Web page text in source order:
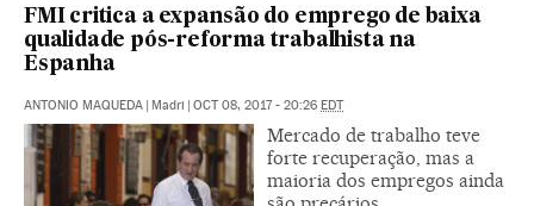
FMI critica a expansão do emprego de baixa
qualidade pós-reforma trabalhista na
Espanha
ANTONIO MAQUEDA | Madri | OCT 08, 2017 - 20:26 EDT
Mercado de trabalho teve
forte recuperação, mas a
maioria dos empregos ainda